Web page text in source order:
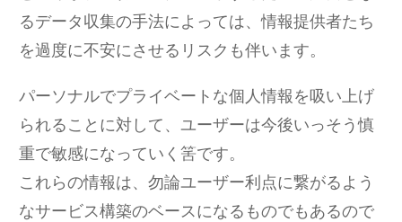
るデータ収集の手法によっては、情報提供者たち
を過度に不安にさせるリスクも伴います。
パーソナルでプライベートな個人情報を吸い上げ
られることに対して、ユーザーは今後いっそう慎
重で敏感になっていく筈です。
これらの情報は、勿論ユーザー利点に繋がるよう
なサービス構築のベースになるものでもあるので